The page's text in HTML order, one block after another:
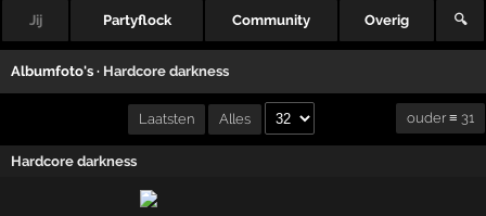
Jij Partyflock Community Overig 🔍
Albumfoto's · Hardcore darkness
Laatsten Alles ouder ≡ 31
Hardcore darkness